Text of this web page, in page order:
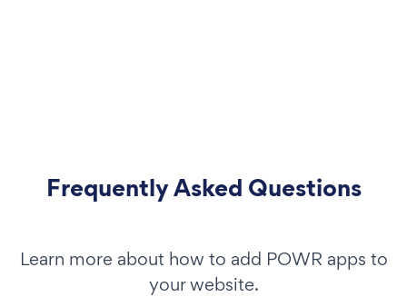
Frequently Asked Questions
Learn more about how to add POWR apps to
your website.